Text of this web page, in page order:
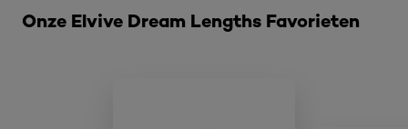
Onze Elvive Dream Lengths Favorieten